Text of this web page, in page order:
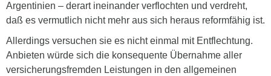
Argentinien – derart ineinander verflochten und verdreht,
daß es vermutlich nicht mehr aus sich heraus reformfähig ist.
Allerdings versuchen sie es nicht einmal mit Entflechtung.
Anbieten würde sich die konsequente Übernahme aller
versicherungsfremden Leistungen in den allgemeinen